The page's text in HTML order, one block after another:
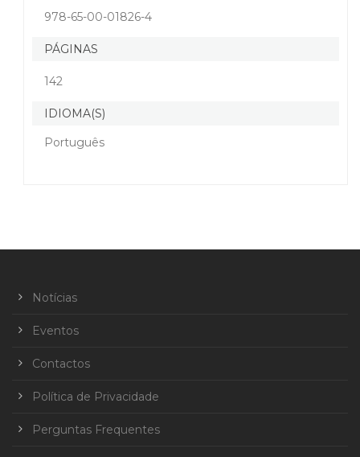
978-65-00-01826-4
PÁGINAS
142
IDIOMA(S)
Português
Notícias
Eventos
Contactos
Política de Privacidade
Perguntas Frequentes